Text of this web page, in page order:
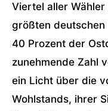
Viertel aller
größten
40 Prozent der
zunehmende Zahl
ein Licht über die
Wohlstands, ihrer